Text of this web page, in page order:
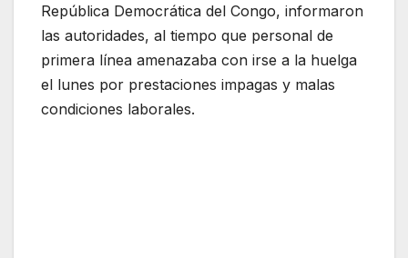
República Democrática del Congo, informaron
las autoridades, al tiempo que personal de
primera línea amenazaba con irse a la huelga
el lunes por prestaciones impagas y malas
condiciones laborales.